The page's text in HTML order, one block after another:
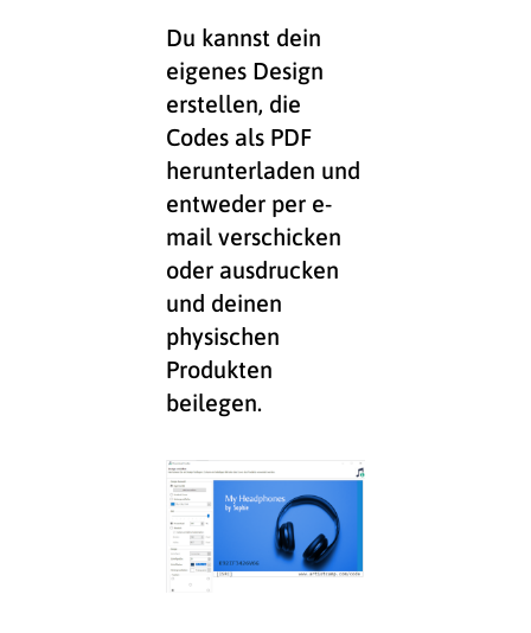
Du kannst dein
eigenes Design
erstellen, die
Codes als PDF
herunterladen und
entweder per e-
mail verschicken
oder ausdrucken
und deinen
physischen
Produkten
beilegen.